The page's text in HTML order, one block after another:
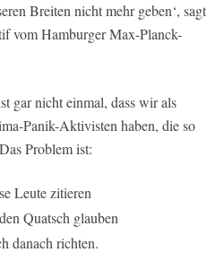
Breiten nicht mehr geben‘, sagt
vom Hamburger Max-Planck-
gar nicht einmal, dass wir als
Panik-Aktivisten haben, die so
Problem ist:
Leute zitieren
Quatsch glauben
danach richten.